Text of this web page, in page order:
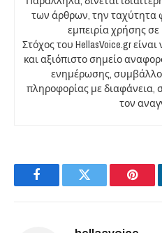
των άρθρων, την ταχύτητα
εμπειρία χρήσης σε
Στόχος του HellasVoice.gr
και αξιόπιστο σημείο
ενημέρωσης,
πληροφορίας με διαφάνεια,
τον
FacebookTwitter